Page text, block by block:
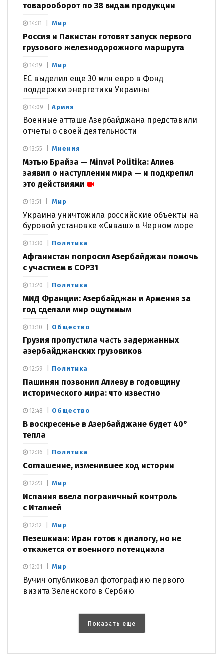
товарооборот по 38 видам продукции
Мир
Россия и Пакистан готовят запуск первого
грузового железнодорожного маршрута
14:31
Мир
ЕС выделил еще 30 млн евро в Фонд
поддержки энергетики Украины
14:19
Армия
Военные атташе Азербайджана представили
отчеты о своей деятельности
14:09
Мнения
Мэтью Брайза — Minval Politika: Алиев
заявил о наступлении мира — и подкрепил
это действиями
13:55
Мир
Украина уничтожила российские объекты на
буровой установке «Сиваш» в Черном море
13:51
Политика
Афганистан попросил Азербайджан помочь
с участием в COP31
13:30
Политика
МИД Франции: Азербайджан и Армения за
год сделали мир ощутимым
13:20
Общество
Грузия пропустила часть задержанных
азербайджанских грузовиков
13:10
Политика
Пашинян позвонил Алиеву в годовщину
исторического мира: что известно
12:59
Общество
В воскресенье в Азербайджане будет 40°
тепла
12:48
Политика
Соглашение, изменившее ход истории
12:36
Мир
Испания ввела пограничный контроль
с Италией
12:23
Мир
Пезешкиан: Иран готов к диалогу, но не
откажется от военного потенциала
12:12
Мир
Вучич опубликовал фотографию первого
визита Зеленского в Сербию
12:01
Показать еще